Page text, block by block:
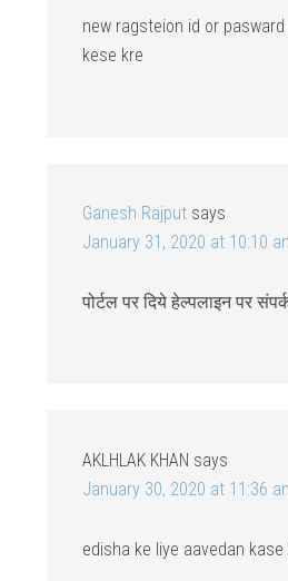
new ragsteion id or
kese kre
Ganesh Rajput says
January 31, 2020 at 10:10
पोर्टल पर दिये हेल्पलाइन पर
AKLHLAK KHAN says
January 30, 2020 at 11:36
edisha ke liye aavedan kase